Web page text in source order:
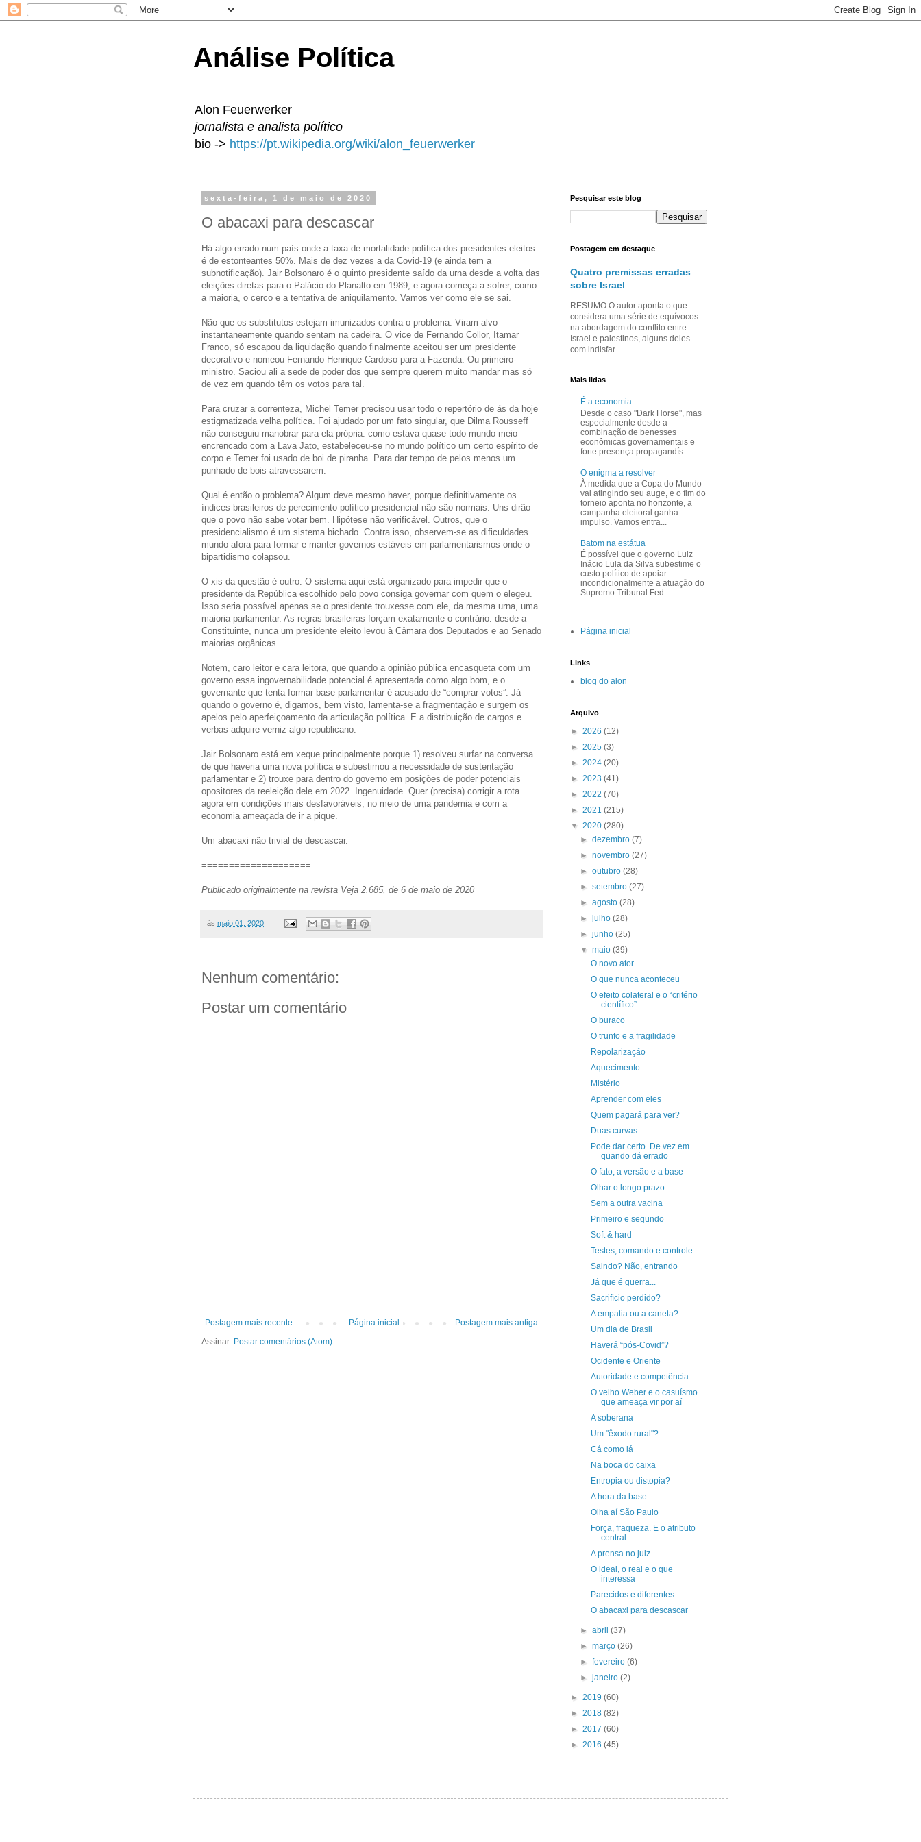
Análise Política
Alon Feuerwerker
jornalista e analista político
bio -> https://pt.wikipedia.org/wiki/alon_feuerwerker
sexta-feira, 1 de maio de 2020
O abacaxi para descascar
Há algo errado num país onde a taxa de mortalidade política dos presidentes eleitos
é de estonteantes 50%. Mais de dez vezes a da Covid-19 (e ainda tem a
subnotificação). Jair Bolsonaro é o quinto presidente saído da urna desde a volta das
eleições diretas para o Palácio do Planalto em 1989, e agora começa a sofrer, como
a maioria, o cerco e a tentativa de aniquilamento. Vamos ver como ele se sai.
Não que os substitutos estejam imunizados contra o problema. Viram alvo
instantaneamente quando sentam na cadeira. O vice de Fernando Collor, Itamar
Franco, só escapou da liquidação quando finalmente aceitou ser um presidente
decorativo e nomeou Fernando Henrique Cardoso para a Fazenda. Ou primeiro-
ministro. Saciou ali a sede de poder dos que sempre querem muito mandar mas só
de vez em quando têm os votos para tal.
Para cruzar a correnteza, Michel Temer precisou usar todo o repertório de ás da hoje
estigmatizada velha política. Foi ajudado por um fato singular, que Dilma Rousseff
não conseguiu manobrar para ela própria: como estava quase todo mundo meio
encrencado com a Lava Jato, estabeleceu-se no mundo político um certo espírito de
corpo e Temer foi usado de boi de piranha. Para dar tempo de pelos menos um
punhado de bois atravessarem.
Qual é então o problema? Algum deve mesmo haver, porque definitivamente os
índices brasileiros de perecimento político presidencial não são normais. Uns dirão
que o povo não sabe votar bem. Hipótese não verificável. Outros, que o
presidencialismo é um sistema bichado. Contra isso, observem-se as dificuldades
mundo afora para formar e manter governos estáveis em parlamentarismos onde o
bipartidismo colapsou.
O xis da questão é outro. O sistema aqui está organizado para impedir que o
presidente da República escolhido pelo povo consiga governar com quem o elegeu.
Isso seria possível apenas se o presidente trouxesse com ele, da mesma urna, uma
maioria parlamentar. As regras brasileiras forçam exatamente o contrário: desde a
Constituinte, nunca um presidente eleito levou à Câmara dos Deputados e ao Senado
maiorias orgânicas.
Notem, caro leitor e cara leitora, que quando a opinião pública encasqueta com um
governo essa ingovernabilidade potencial é apresentada como algo bom, e o
governante que tenta formar base parlamentar é acusado de “comprar votos”. Já
quando o governo é, digamos, bem visto, lamenta-se a fragmentação e surgem os
apelos pelo aperfeiçoamento da articulação política. E a distribuição de cargos e
verbas adquire verniz algo republicano.
Jair Bolsonaro está em xeque principalmente porque 1) resolveu surfar na conversa
de que haveria uma nova política e subestimou a necessidade de sustentação
parlamentar e 2) trouxe para dentro do governo em posições de poder potenciais
opositores da reeleição dele em 2022. Ingenuidade. Quer (precisa) corrigir a rota
agora em condições mais desfavoráveis, no meio de uma pandemia e com a
economia ameaçada de ir a pique.
Um abacaxi não trivial de descascar.
====================
Publicado originalmente na revista Veja 2.685, de 6 de maio de 2020
às maio 01, 2020
Nenhum comentário:
Postar um comentário
Postagem mais recente Postagem mais antiga
Página inicial
Assinar: Postar comentários (Atom)
Pesquisar este blog
Postagem em destaque
Quatro premissas erradas
sobre Israel
RESUMO O autor aponta o que
considera uma série de equívocos
na abordagem do conflito entre
Israel e palestinos, alguns deles
com indisfar...
Mais lidas
É a economia
Desde o caso "Dark Horse", mas
especialmente desde a
combinação de benesses
econômicas governamentais e
forte presença propagandís...
O enigma a resolver
À medida que a Copa do Mundo
vai atingindo seu auge, e o fim do
torneio aponta no horizonte, a
campanha eleitoral ganha
impulso. Vamos entra...
Batom na estátua
É possível que o governo Luiz
Inácio Lula da Silva subestime o
custo político de apoiar
incondicionalmente a atuação do
Supremo Tribunal Fed...
Página inicial
Links
blog do alon
Arquivo
► 2026 (12)
► 2025 (3)
► 2024 (20)
► 2023 (41)
► 2022 (70)
► 2021 (215)
▼ 2020 (280)
►dezembro(7)
►novembro(27)
►outubro(28)
►setembro(27)
►agosto(28)
►julho(28)
►junho(25)
▼maio(39)
O novo ator
O que nunca aconteceu
O efeito colateral e o “critério
científico”
O buraco
O trunfo e a fragilidade
Repolarização
Aquecimento
Mistério
Aprender com eles
Quem pagará para ver?
Duas curvas
Pode dar certo. De vez em
quando dá errado
O fato, a versão e a base
Olhar o longo prazo
Sem a outra vacina
Primeiro e segundo
Soft & hard
Testes, comando e controle
Saindo? Não, entrando
Já que é guerra...
Sacrifício perdido?
A empatia ou a caneta?
Um dia de Brasil
Haverá “pós-Covid”?
Ocidente e Oriente
Autoridade e competência
O velho Weber e o casuísmo
que ameaça vir por aí
A soberana
Um "êxodo rural"?
Cá como lá
Na boca do caixa
Entropia ou distopia?
A hora da base
Olha aí São Paulo
Força, fraqueza. E o atributo
central
A prensa no juiz
O ideal, o real e o que
interessa
Parecidos e diferentes
O abacaxi para descascar
►abril(37)
►março(26)
►fevereiro(6)
►janeiro(2)
► 2019 (60)
► 2018 (82)
► 2017 (60)
► 2016 (45)